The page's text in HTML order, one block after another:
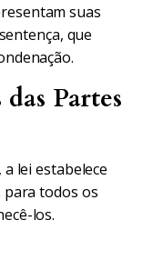
suas
que
Partes
lei estabelece
para todos os
los.